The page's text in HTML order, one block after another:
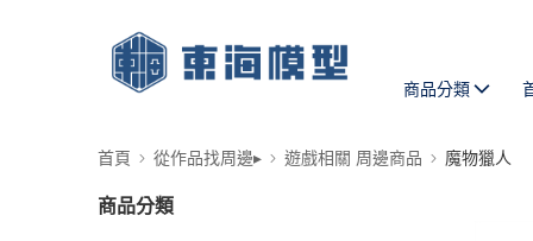
商品分類
首頁 從作品找周邊▸ 遊戲相關 周邊商品 魔物獵人
商品分類